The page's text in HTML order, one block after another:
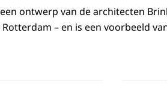
ontwerp van de architecten
– en is een voorbeeld